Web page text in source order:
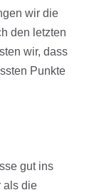
wir die
den letzten
wir, dass
Punkte
gut ins
als die